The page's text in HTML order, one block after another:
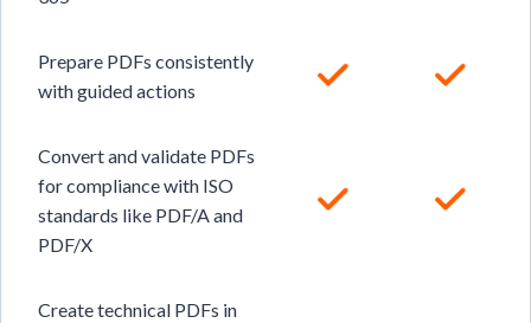
Prepare PDFs consistently
with guided actions
Convert and validate PDFs
for compliance with ISO
standards like PDF/A and
PDF/X
Create technical PDFs in